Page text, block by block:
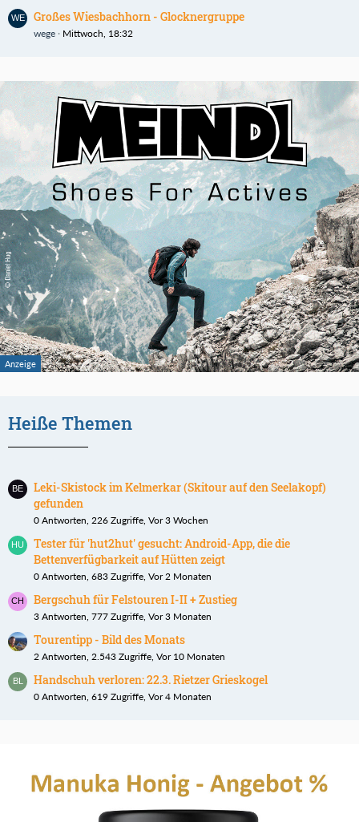
Großes Wiesbachhorn - Glocknergruppe
wege Mittwoch, 18:32
Heiße Themen
Leki-Skistock im Kelmerkar (Skitour auf den Seelakopf)
gefunden
0 Antworten, 226 Zugriffe, Vor 3 Wochen
Tester für 'hut2hut' gesucht: Android-App, die die
Bettenverfügbarkeit auf Hütten zeigt
0 Antworten, 683 Zugriffe, Vor 2 Monaten
Bergschuh für Felstouren I-II + Zustieg
3 Antworten, 777 Zugriffe, Vor 3 Monaten
Tourentipp - Bild des Monats
2 Antworten, 2.543 Zugriffe, Vor 10 Monaten
Handschuh verloren: 22.3. Rietzer Grieskogel
0 Antworten, 619 Zugriffe, Vor 4 Monaten